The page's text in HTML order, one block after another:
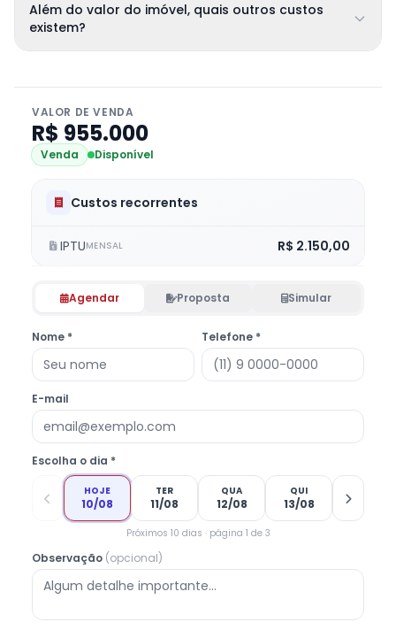
Além do valor do imóvel, quais outros custos
existem?
VALOR DE VENDA
R$ 955.000
Venda Disponível
Custos recorrentes
IPTUMENSAL R$ 2.150,00
Agendar Proposta Simular
Nome * Telefone *
E-mail
Escolha o dia *
HOJE
10/08
TER
11/08
QUA
12/08
QUI
13/08
Próximos 10 dias · página 1 de 3
Observação (opcional)